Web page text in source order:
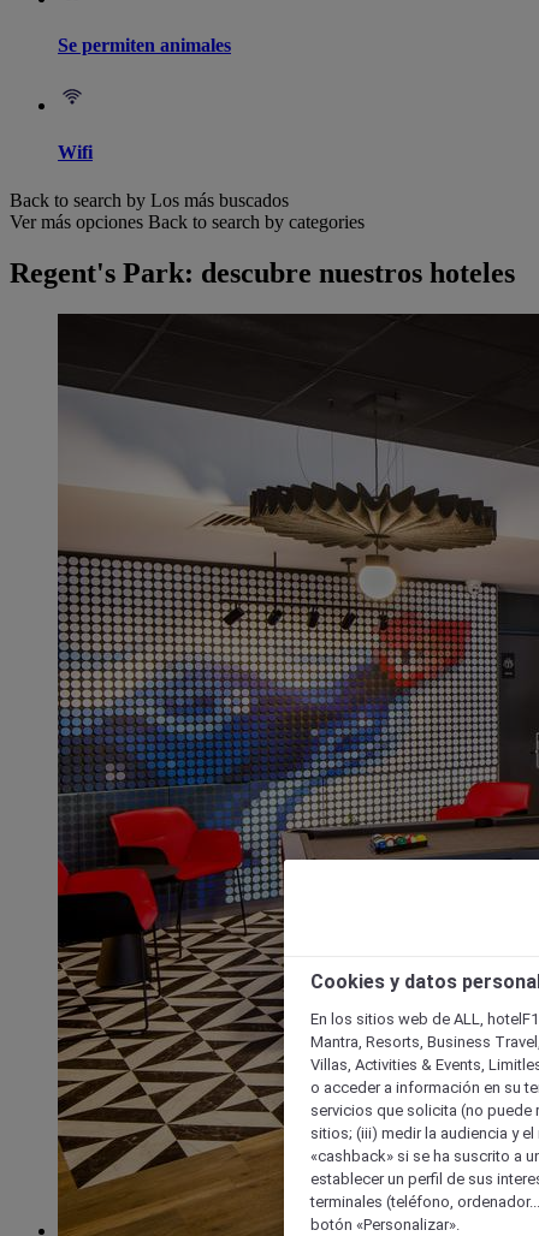
Se permiten animales
Wifi
Back to search by Los más buscados
Ver más opciones Back to search by categories
Regent's Park: descubre nuestros hoteles
Cookies y datos
En los sitios web de ALL,
Mantra, Resorts, Business
Villas, Activities & Events,
o acceder a información en su
servicios que solicita (no puede
sitios; (iii) medir la audiencia y
«cashback» si se ha suscrito a
establecer un perfil de sus
terminales (teléfono,
botón «Personalizar».